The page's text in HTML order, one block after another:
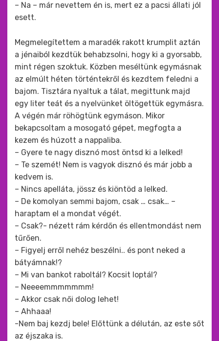
– Na – már nevettem én is, mert ez a pacsi állati jól
esett.
Megmelegítettem a maradék rakott krumplit aztán
a jénaiból kezdtük behabzsolni, hogy ki a gyorsabb,
mint régen szoktuk. Közben meséltünk egymásnak
az elmúlt héten történtekről és kezdtem feledni a
bajom. Tisztára nyaltuk a tálat, megittunk majd
egy liter teát és a nyelvünket öltögettük egymásra.
A végén már röhögtünk egymáson. Mikor
bekapcsoltam a mosogató gépet, megfogta a
kezem és húzott a nappaliba.
– Gyere te nagy disznó most öntsd ki a lelked!
– Te szemét! Nem is vagyok disznó és már jobb a
kedvem is.
– Nincs apelláta, jössz és kiöntöd a lelked.
– De komolyan semmi bajom, csak … csak… –
haraptam el a mondat végét.
– Csak?- nézett rám kérdőn és ellentmondást nem
tűrően.
– Figyelj erről nehéz beszélni.. és pont neked a
bátyámnak!?
– Mi van bankot raboltál? Kocsit loptál?
– Neeeemmmmmmm!
– Akkor csak női dolog lehet!
– Ahhaaa!
-Nem baj kezdj bele! Előttünk a délután, az este sőt
az éjszaka is.